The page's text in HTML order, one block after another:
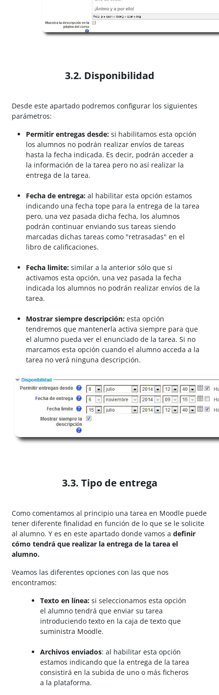
3.2. Disponibilidad
Desde este apartado podremos configurar los siguientes
parámetros:
Permitir entregas desde:si habilitamos esta opción
los alumnos no podrán realizar envíos de tareas
hasta la fecha indicada. Es decir, podrán acceder a
la información de la tarea pero no así realizar la
entrega de la tarea.
Fecha de entrega:al habilitar esta opción estamos
indicando una fecha tope para la entrega de la tarea
pero, una vez pasada dicha fecha, los alumnos
podrán continuar enviando sus tareas siendo
marcadas dichas tareas como "retrasadas" en el
libro de calificaciones.
Fecha limite:similar a la anterior sólo que si
activamos esta opción, una vez pasada la fecha
indicada los alumnos no podrán realizar envíos de la
tarea.
Mostrar siempre descripción:esta opción
tendremos que mantenerla activa siempre para que
el alumno pueda ver el enunciado de la tarea. Si no
marcamos esta opción cuando el alumno acceda a la
tarea no verá ninguna descripción.
3.3. Tipo de entrega
Como comentamos al principio una tarea en Moodle puede
tener diferente finalidad en función de lo que se le solicite
al alumno. Y es en este apartado donde vamos a definir
cómo tendrá que realizar la entrega de la tarea el
alumno.
Veamos las diferentes opciones con las que nos
encontramos:
Texto en línea:si seleccionamos esta opción
el alumno tendrá que enviar su tarea
introduciendo texto en la caja de texto que
suministra Moodle.
Archivos enviados: al habilitar esta opción
estamos indicando que la entrega de la tarea
consistirá en la subida de uno o más ficheros
a la plataforma.